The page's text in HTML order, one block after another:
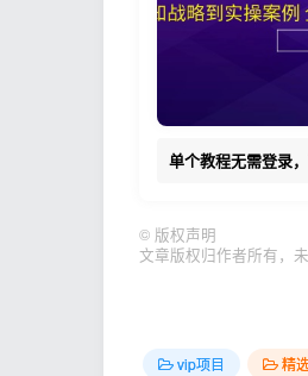
单个教程无需登录
© 版权声明
文章版权归作者所有，
vip项目 精